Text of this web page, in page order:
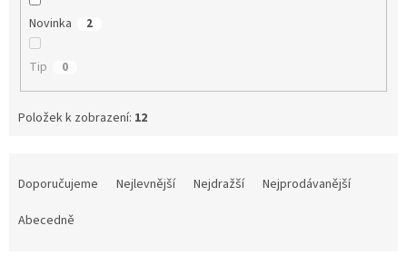
Novinka 2
Tip 0
Položek k zobrazení: 12
Doporučujeme Nejlevnější Nejdražší
Nejprodávanější
Abecedně